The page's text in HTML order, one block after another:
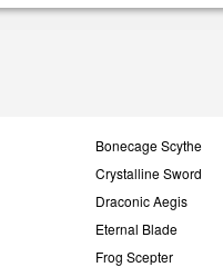
Bonecage Scythe
Crystalline Sword
Draconic Aegis
Eternal Blade
Frog Scepter